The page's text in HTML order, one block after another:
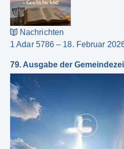
Nachrichten
1 Adar 5786 – 18. Februar
79. Ausgabe der